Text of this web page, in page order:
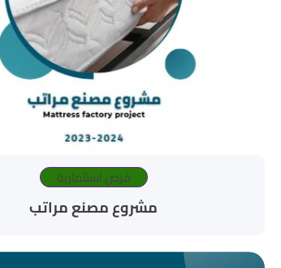
فرص استثمارية
مشروع مصنع مراتب